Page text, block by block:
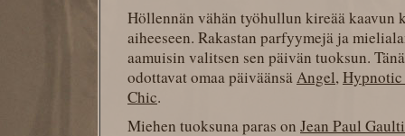
Höllennän vähän työhullun kireää kaavun
aiheeseen. Rakastan parfyymejä ja
aamuisin valitsen sen päivän tuoksun.
odottavat omaa päiväänsä Angel,
Chic.
Miehen tuoksuna paras on Jean Paul